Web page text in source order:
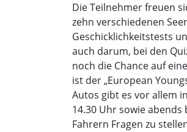
Die Teilnehmer freuen
zehn verschiedenen
Geschicklichkeitstests
auch darum, bei den
noch die Chance auf
ist der „European
Autos gibt es vor allem
14.30 Uhr sowie
Fahrern Fragen zu